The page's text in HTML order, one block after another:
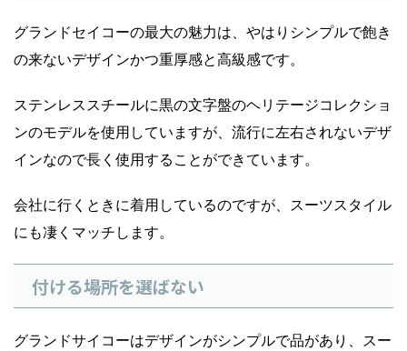
グランドセイコーの最大の魅力は、やはりシンプルで飽き
の来ないデザインかつ重厚感と高級感です。
ステンレススチールに黒の文字盤のヘリテージコレクショ
ンのモデルを使用していますが、流行に左右されないデザ
インなので長く使用することができています。
会社に行くときに着用しているのですが、スーツスタイル
にも凄くマッチします。
付ける場所を選ばない
グランドサイコーはデザインがシンプルで品があり、スー